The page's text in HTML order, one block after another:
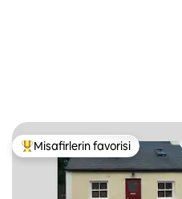
ortalama 4,99 puan, 73
Misafirlerin favorilerinden en
Misafirlerin favorisi